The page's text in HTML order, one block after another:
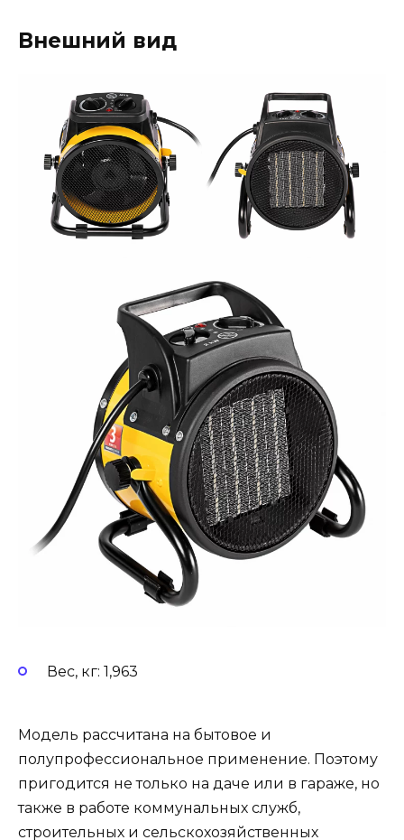
Внешний вид
Вес, кг: 1,963
Модель рассчитана на бытовое и
полупрофессиональное применение. Поэтому
пригодится не только на даче или в гараже, но
также в работе коммунальных служб,
строительных и сельскохозяйственных